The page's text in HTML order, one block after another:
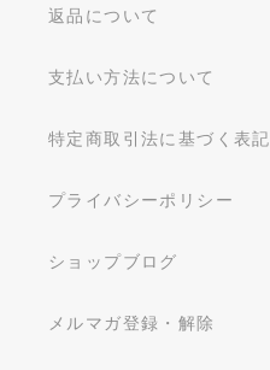
返品について
支払い方法について
特定商取引法に基づく表記
プライバシーポリシー
ショップブログ
メルマガ登録・解除